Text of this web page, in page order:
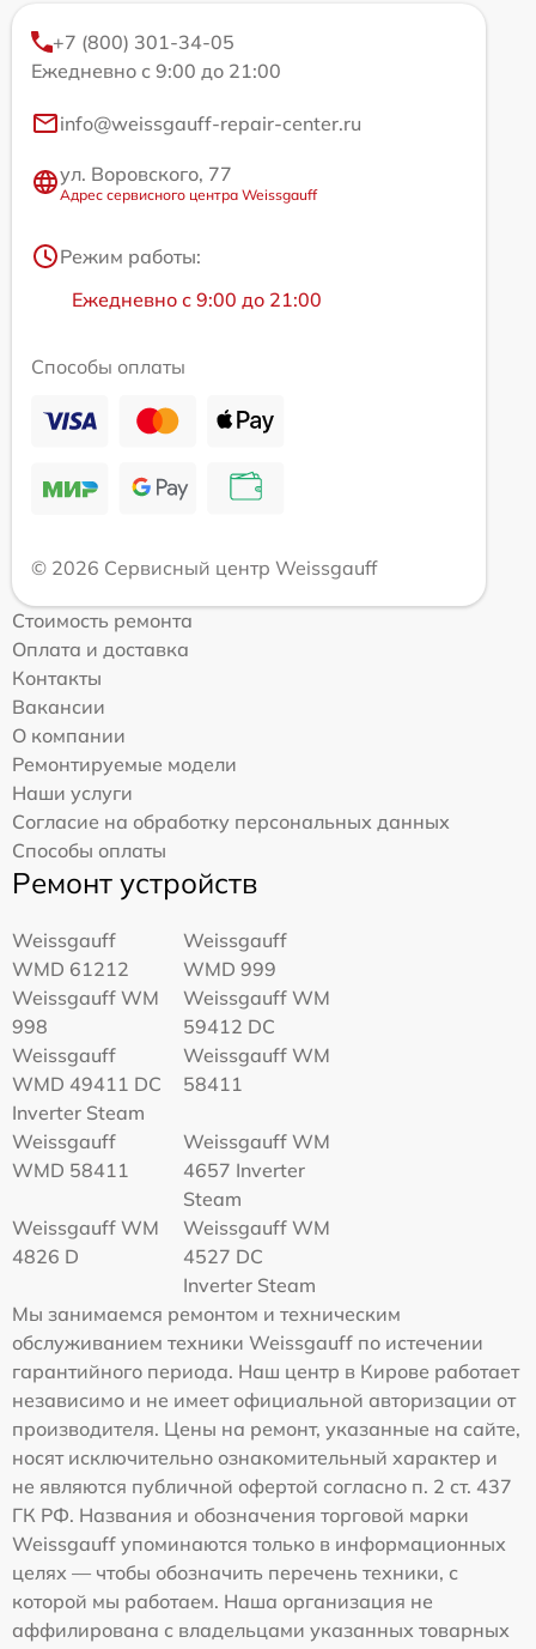
+7 (800) 301-34-05
Ежедневно с 9:00 до 21:00
info@weissgauff-repair-center.ru
ул. Воровского, 77
Адрес сервисного центра Weissgauff
Режим работы:
Ежедневно с 9:00 до 21:00
Способы оплаты
© 2026 Сервисный центр Weissgauff
Стоимость ремонта
Оплата и доставка
Контакты
Вакансии
О компании
Ремонтируемые модели
Наши услуги
Согласие на обработку персональных данных
Способы оплаты
Ремонт устройств
Weissgauff
WMD 61212
Weissgauff
WMD 999
Weissgauff WM
998
Weissgauff WM
59412 DC
Weissgauff
WMD 49411 DC
Inverter Steam
Weissgauff WM
58411
Weissgauff
WMD 58411
Weissgauff WM
4657 Inverter
Steam
Weissgauff WM
4826 D
Weissgauff WM
4527 DC
Inverter Steam
Мы занимаемся ремонтом и техническим
обслуживанием техники Weissgauff по истечении
гарантийного периода. Наш центр в Кирове работает
независимо и не имеет официальной авторизации от
производителя. Цены на ремонт, указанные на сайте,
носят исключительно ознакомительный характер и
не являются публичной офертой согласно п. 2 ст. 437
ГК РФ. Названия и обозначения торговой марки
Weissgauff упоминаются только в информационных
целях — чтобы обозначить перечень техники, с
которой мы работаем. Наша организация не
аффилирована с владельцами указанных товарных